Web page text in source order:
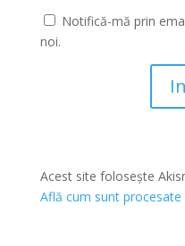
Notifică-mă prin
noi.
Acest site folosește
Află cum sunt